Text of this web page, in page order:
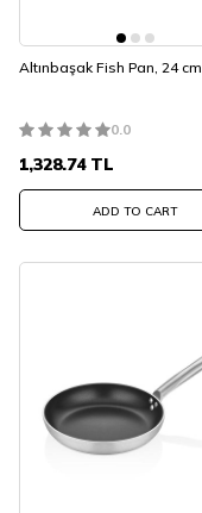
Altınbaşak Fish Pan, 24 cm
0.0
1,328.74TL
ADD TO CART